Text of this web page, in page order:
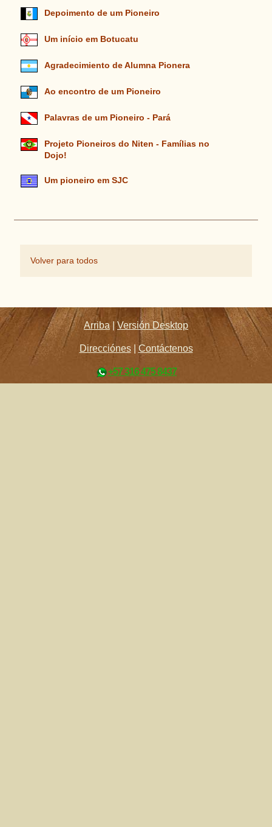
Depoimento de um Pioneiro
Um início em Botucatu
Agradecimiento de Alumna Pionera
Ao encontro de um Pioneiro
Palavras de um Pioneiro - Pará
Projeto Pioneiros do Niten - Famílias no
Dojo!
Um pioneiro em SJC
Volver para todos
Arriba |Versión Desktop
Direcciónes| Contáctenos
+57 316 475 8437